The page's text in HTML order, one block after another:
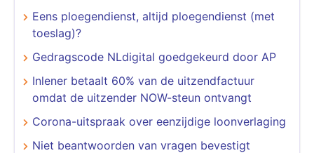
Eens ploegendienst, altijd ploegendienst (met
toeslag)?
Gedragscode NLdigital goedgekeurd door AP
Inlener betaalt 60% van de uitzendfactuur
omdat de uitzender NOW-steun ontvangt
Corona-uitspraak over eenzijdige loonverlaging
Niet beantwoorden van vragen bevestigt